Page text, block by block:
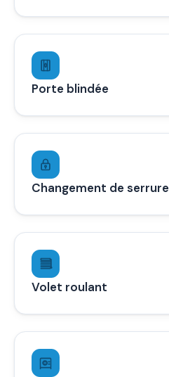
Porte blindée
Changement de serrure
Volet roulant